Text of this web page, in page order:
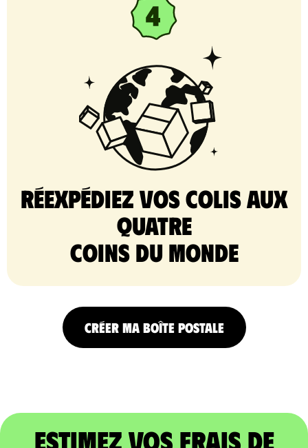
Réexpédiez vos colis aux
quatre
coins du monde
CRÉER MA BOÎTE POSTALE
Estimez vos frais de